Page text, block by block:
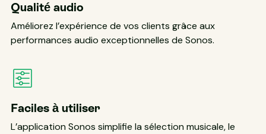
Qualité audio
Améliorez l’expérience de vos clients grâce aux
performances audio exceptionnelles de Sonos.
Faciles à utiliser
L’application Sonos simplifie la sélection musicale, le